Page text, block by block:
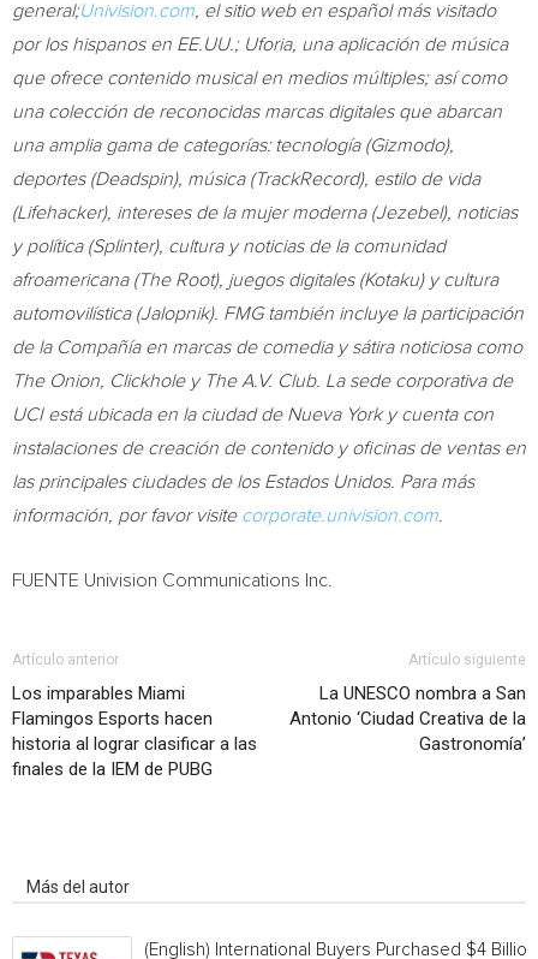
general;Univision.com , el sitio web en español más visitado
por los hispanos en EE.UU.; Uforia, una aplicación de música
que ofrece contenido musical en medios múltiples; así como
una colección de reconocidas marcas digitales que abarcan
una amplia gama de categorías: tecnología (Gizmodo),
deportes (Deadspin), música (TrackRecord), estilo de vida
(Lifehacker), intereses de la mujer moderna (Jezebel), noticias
y política (Splinter), cultura y noticias de la comunidad
afroamericana (The Root), juegos digitales (Kotaku) y cultura
automovilística (Jalopnik). FMG también incluye la participación
de la Compañía en marcas de comedia y sátira noticiosa como
The Onion, Clickhole y The A.V. Club. La sede corporativa de
UCI está ubicada en la ciudad de Nueva Yorky cuenta con
instalaciones de creación de contenido y oficinas de ventas en
las principales ciudades de los Estados Unidos. Para más
información, por favor visite corporate.univision.com
FUENTE Univision Communications Inc.
Artículo anterior
Los imparables Miami
Flamingos Esports hacen
historia al lograr clasificar a las
finales de la IEM de PUBG
Artículo siguiente
La UNESCO nombra a San
Antonio ‘Ciudad Creativa de la
Gastronomía’
Más del autor
(English) International Buyers Purchased $4 Billion